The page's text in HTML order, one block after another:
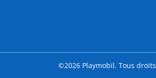
©2026 Playmobil. Tous